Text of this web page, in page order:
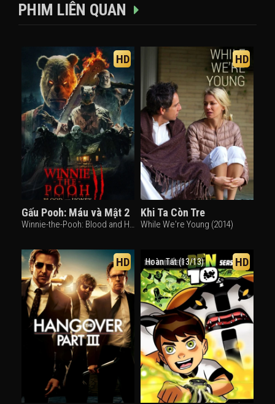
PHIM LIÊN QUAN
HD
Gấu Pooh: Máu và Mật 2
Winnie-the-Pooh: Blood and Honey 2 (2024)
HD
Khi Ta Còn Tre
While We're Young (2014)
HD Hoàn Tất (13/13) HD